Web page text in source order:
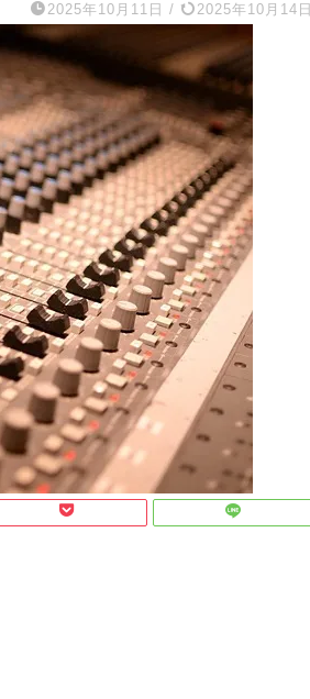
2025年10月11日 / 2025年10月14日